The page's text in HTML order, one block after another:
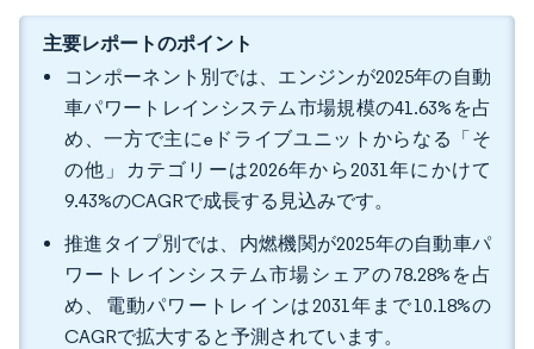
主要レポートのポイント
コンポーネント別では、エンジンが2025年の自動
車パワートレインシステム市場規模の41.63%を占
め、一方で主にeドライブユニットからなる「そ
の他」カテゴリーは2026年から2031年にかけて
9.43%のCAGRで成長する見込みです。
推進タイプ別では、内燃機関が2025年の自動車パ
ワートレインシステム市場シェアの78.28%を占
め、電動パワートレインは2031年まで10.18%の
CAGRで拡大すると予測されています。